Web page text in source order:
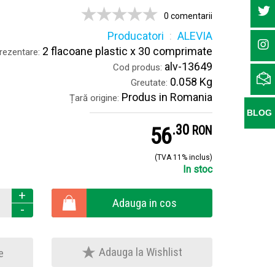
0 comentarii
Producatori ALEVIA
2 flacoane plastic x 30 comprimate
Cod produs: alv-13649
Greutate: 0.058 Kg
Țară origine: Produs in Romania
56.3 RON
(TVA 11% inclus)
In stoc
+
-
Adauga in cos
Adauga la Wishlist
BLOG